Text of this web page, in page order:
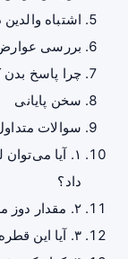
اشتباه
بررسی
چرا پاسخ
سخن پایانی
سوالات
۱. آیا
داد؟
۲. مقدار دوز مصرفی لیپوزوفر چقدر است؟
۳. آیا این قطره‌ها باعث بیش‌فعالی می‌شوند؟